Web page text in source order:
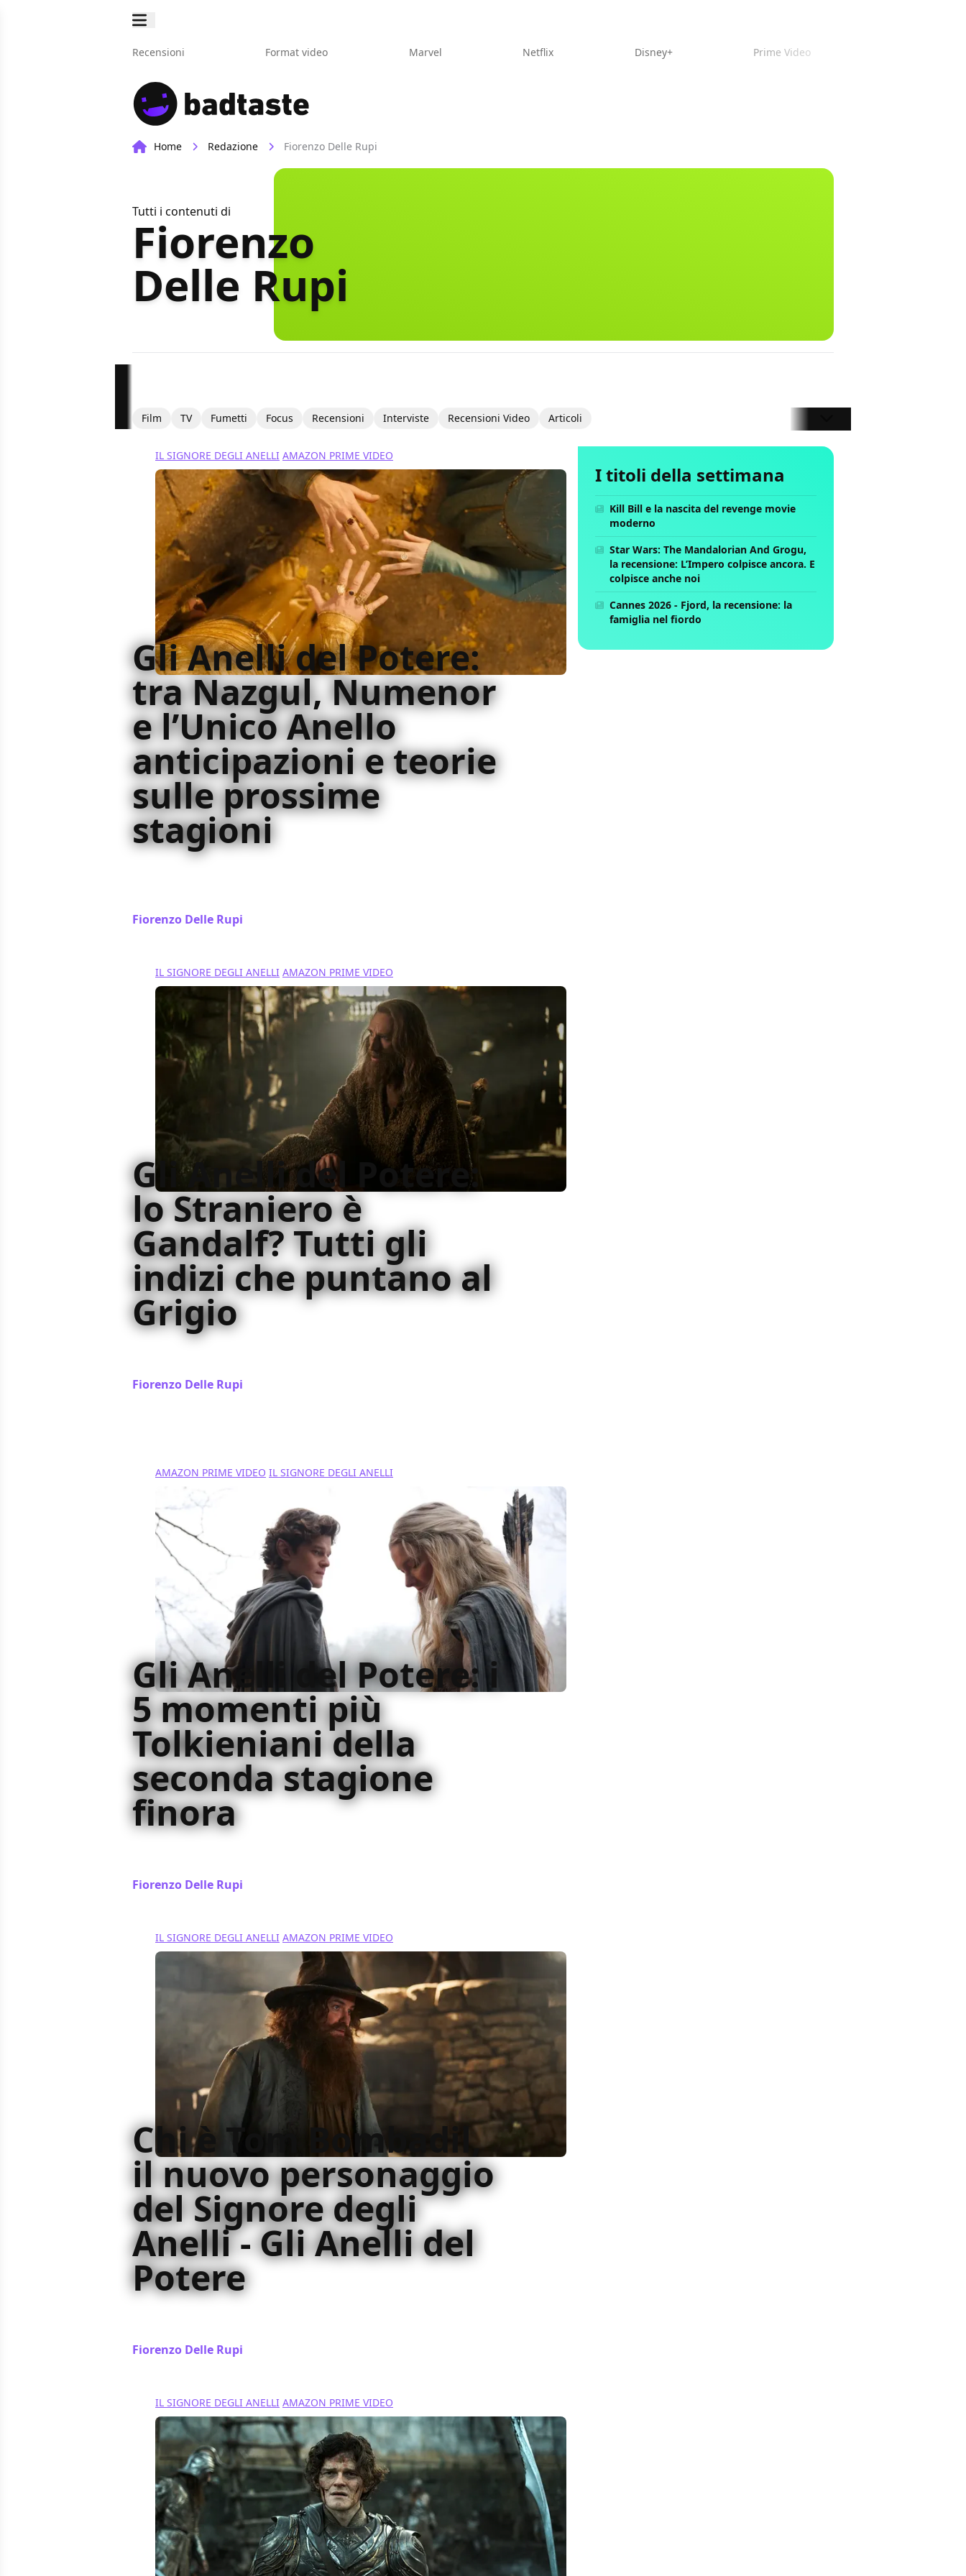
Recensioni Format video Marvel Netflix Disney+ Prime Video
Home Redazione Fiorenzo Delle Rupi
Tutti i contenuti di
Fiorenzo
Delle Rupi
Film TV Fumetti Focus Recensioni Interviste Recensioni Video Articoli
IL SIGNORE DEGLI ANELLI AMAZON PRIME VIDEO
Gli Anelli del Potere:
tra Nazgul, Numenor
e l’Unico Anello
anticipazioni e teorie
sulle prossime
stagioni
La seconda stagione de Gli Anelli del Potere si conclude con eventi epocali,
Fiorenzo Delle Rupi
IL SIGNORE DEGLI ANELLI AMAZON PRIME VIDEO
Gli Anelli del Potere:
lo Straniero è
Gandalf? Tutti gli
indizi che puntano al
Grigio
Il mistero dello Straniero ne Gli Anelli del Potere sembra prossimo alla
Fiorenzo Delle Rupi
AMAZON PRIME VIDEO IL SIGNORE DEGLI ANELLI
Gli Anelli del Potere: i
5 momenti più
Tolkieniani della
seconda stagione
finora
Fiorenzo Delle Rupi
IL SIGNORE DEGLI ANELLI AMAZON PRIME VIDEO
Chi è Tom Bombadil,
il nuovo personaggio
del Signore degli
Anelli - Gli Anelli del
Potere
Fiorenzo Delle Rupi
IL SIGNORE DEGLI ANELLI AMAZON PRIME VIDEO
I titoli della settimana
Kill Bill e la nascita del revenge movie
moderno
Star Wars: The Mandalorian And Grogu,
la recensione: L’Impero colpisce ancora. E
colpisce anche noi
Cannes 2026 - Fjord, la recensione: la
famiglia nel fiordo